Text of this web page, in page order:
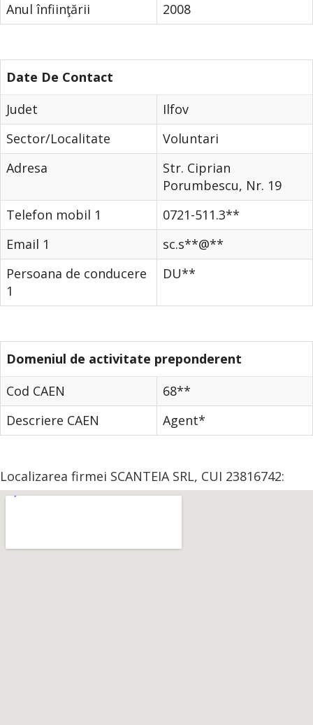
Anul înfiinţării
2008
Date De Contact
Judet
Ilfov
Sector/Localitate
Voluntari
Adresa
Str. Ciprian
Porumbescu, Nr. 19
Telefon mobil 1
0721-511.3**
Email 1
sc.s**@**
Persoana de conducere
1
DU**
Domeniul de activitate preponderent
Cod CAEN
68**
Descriere CAEN
Agent*
Localizarea firmei SCANTEIA SRL, CUI 23816742: